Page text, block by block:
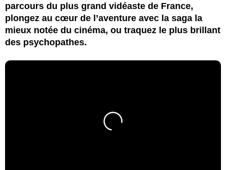
parcours du plus grand vidéaste de France,
plongez au cœur de l’aventure avec la saga la
mieux notée du cinéma, ou traquez le plus brillant
des psychopathes.